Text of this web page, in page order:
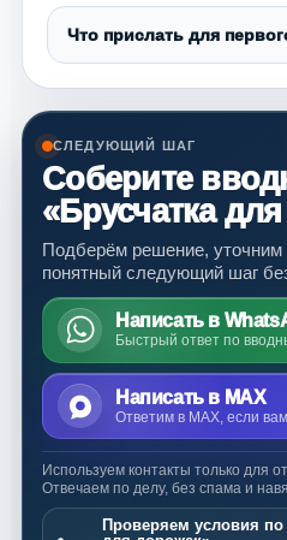
Что прислать для
СЛЕДУЮЩИЙ ШАГ
Соберите
«Брусчатка
Подберём решение,
понятный следующий шаг
Написать в
Быстрый ответ по
Написать в MAX
Ответим в MAX, если
Используем контакты только для
Отвечаем по делу, без спама и
Проверяем условия по